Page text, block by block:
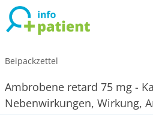
Beipackzettel
Ambrobene retard 75 mg -
Nebenwirkungen, Wirkung,